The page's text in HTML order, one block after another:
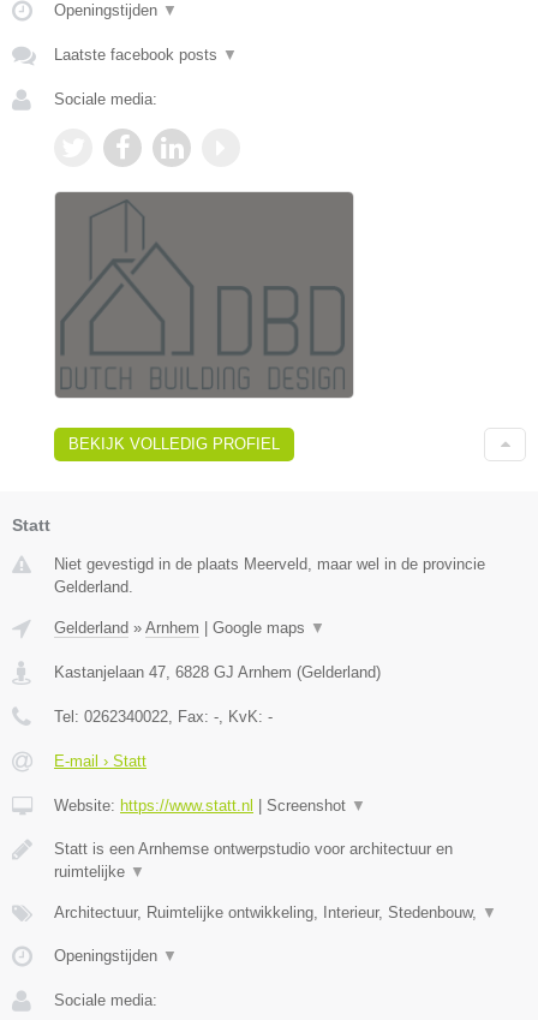
Openingstijden ▼
Laatste facebook posts ▼
Sociale media:
BEKIJK VOLLEDIG PROFIEL
Statt
Niet gevestigd in de plaats Meerveld, maar wel in de provincie
Gelderland.
Gelderland » Arnhem Google maps ▼
Kastanjelaan 47, 6828 GJ Arnhem (Gelderland)
Tel: 0262340022, Fax: -, KvK: -
E-mail › Statt
Website: https://www.statt.nl Screenshot ▼
Statt is een Arnhemse ontwerpstudio voor architectuur en
ruimtelijke ▼
Architectuur, Ruimtelijke ontwikkeling, Interieur, Stedenbouw, ▼
Openingstijden ▼
Sociale media: